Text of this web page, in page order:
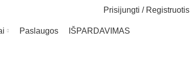
Prisijungti / Registruotis
Paslaugos IŠPARDAVIMAS